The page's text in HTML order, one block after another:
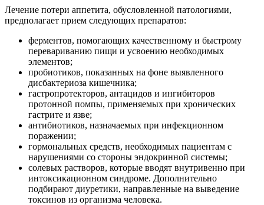
Лечение потери аппетита, обусловленной патологиями,
предполагает прием следующих препаратов:
ферментов, помогающих качественному и быстрому
перевариванию пищи и усвоению необходимых
элементов;
пробиотиков, показанных на фоне выявленного
дисбактериоза кишечника;
гастропротекторов, антацидов и ингибиторов
протонной помпы, применяемых при хронических
гастрите и язве;
антибиотиков, назначаемых при инфекционном
поражении;
гормональных средств, необходимых пациентам с
нарушениями со стороны эндокринной системы;
солевых растворов, которые вводят внутривенно при
интоксикационном синдроме. Дополнительно
подбирают диуретики, направленные на выведение
токсинов из организма человека.